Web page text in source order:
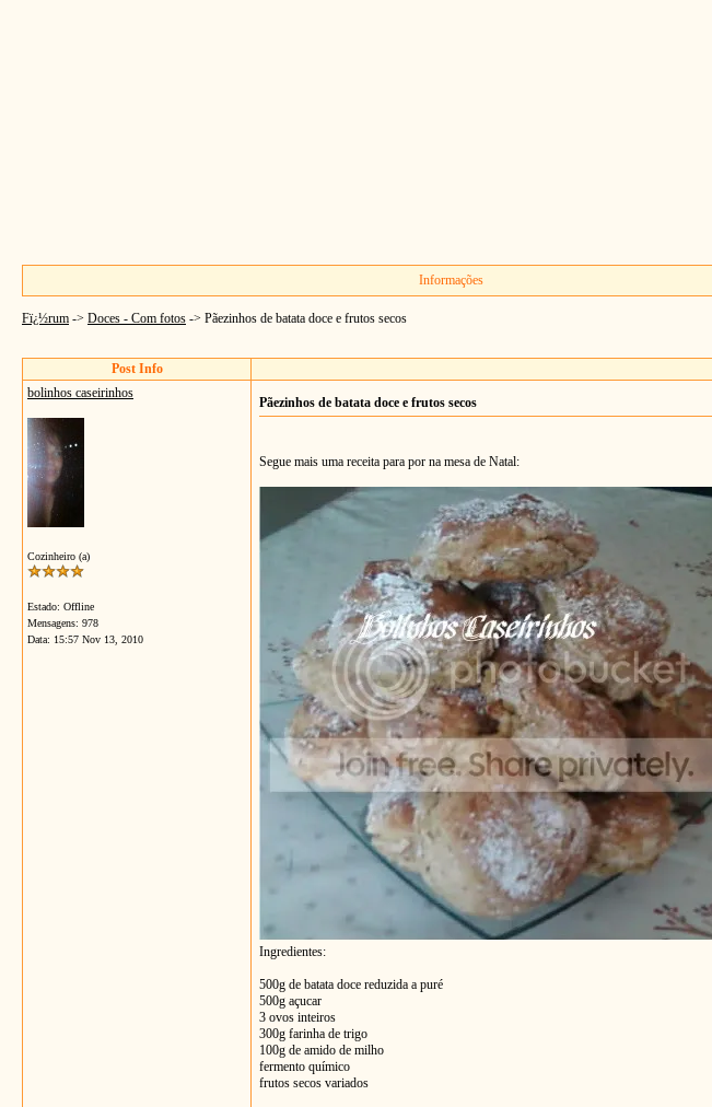
Informações
Fï¿½rum -> Doces - Com fotos -> Pãezinhos de batata doce e frutos secos
Post Info
bolinhos caseirinhos
Cozinheiro (a)
Estado: Offline
Mensagens: 978
Data: 15:57 Nov 13, 2010
Pãezinhos de batata doce e frutos secos
Segue mais uma receita para por na mesa de Natal:
Ingredientes:
500g de batata doce reduzida a puré
500g açucar
3 ovos inteiros
300g farinha de trigo
100g de amido de milho
fermento químico
frutos secos variados